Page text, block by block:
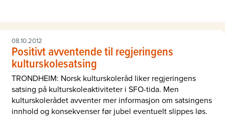
08.10.2012
Positivt avventende til regjeringens
kulturskolesatsing
TRONDHEIM: Norsk kulturskoleråd liker regjeringens
satsing på kulturskoleaktiviteter i SFO-tida. Men
kulturskolerådet avventer mer informasjon om satsingens
innhold og konsekvenser før jubel eventuelt slippes løs.